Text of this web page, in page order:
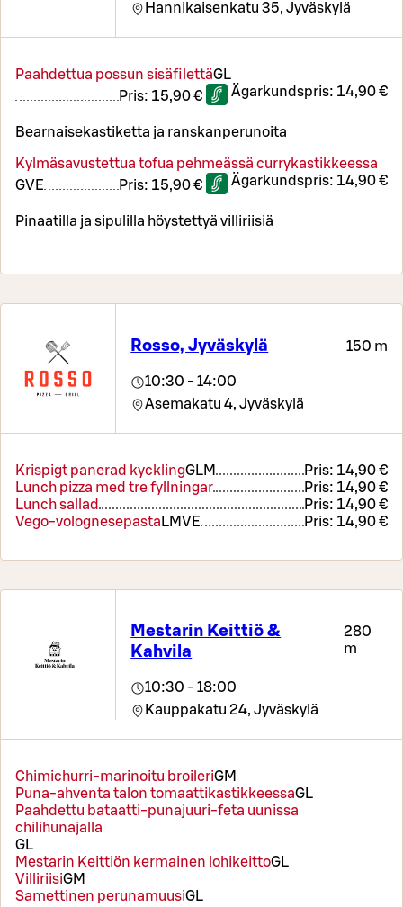
Hannikaisenkatu 35, Jyväskylä
Paahdettua possun sisäfilettäGL
Pris: 15,90 € Ägarkundspris: 14,90 €
Bearnaisekastiketta ja ranskanperunoita
Kylmäsavustettua tofua pehmeässä currykastikkeessa
GVE Pris: 15,90 € Ägarkundspris: 14,90 €
Pinaatilla ja sipulilla höystettyä villiriisiä
Rosso, Jyväskylä 150 m
10:30 - 14:00
Asemakatu 4, Jyväskylä
Krispigt panerad kycklingGLM Pris: 14,90 €
Lunch pizza med tre fyllningar
Pris: 14,90 €
Lunch sallad
Pris: 14,90 €
Vego-volognesepasta LMVE Pris: 14,90 €
Mestarin Keittiö &
Kahvila
280
m
10:30 - 18:00
Kauppakatu 24, Jyväskylä
Chimichurri-marinoitu broileriGM
Puna-ahventa talon tomaattikastikkeessaGL
Paahdettu bataatti-punajuuri-feta uunissa
chilihunajalla
GL
Mestarin Keittiön kermainen lohikeittoGL
VilliriisiGM
Samettinen perunamuusiGL